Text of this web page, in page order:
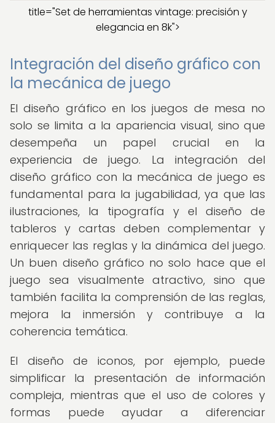
title="Set de herramientas vintage: precisión y
elegancia en 8k">
Integración del diseño gráfico con
la mecánica de juego
El diseño gráfico en los juegos de mesa no
solo se limita a la apariencia visual, sino que
desempeña un papel crucial en la
experiencia de juego. La integración del
diseño gráfico con la mecánica de juego es
fundamental para la jugabilidad, ya que las
ilustraciones, la tipografía y el diseño de
tableros y cartas deben complementar y
enriquecer las reglas y la dinámica del juego.
Un buen diseño gráfico no solo hace que el
juego sea visualmente atractivo, sino que
también facilita la comprensión de las reglas,
mejora la inmersión y contribuye a la
coherencia temática.
El diseño de iconos, por ejemplo, puede
simplificar la presentación de información
compleja, mientras que el uso de colores y
formas puede ayudar a diferenciar